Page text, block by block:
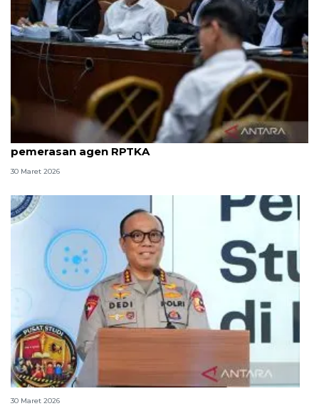
8 ASN Kemenaker hadapi sidang tuntutan kasus
pemerasan agen RPTKA
30 Maret 2026
Polri bangun Laboratorium Sosial Sains Kepolisian
30 Maret 2026